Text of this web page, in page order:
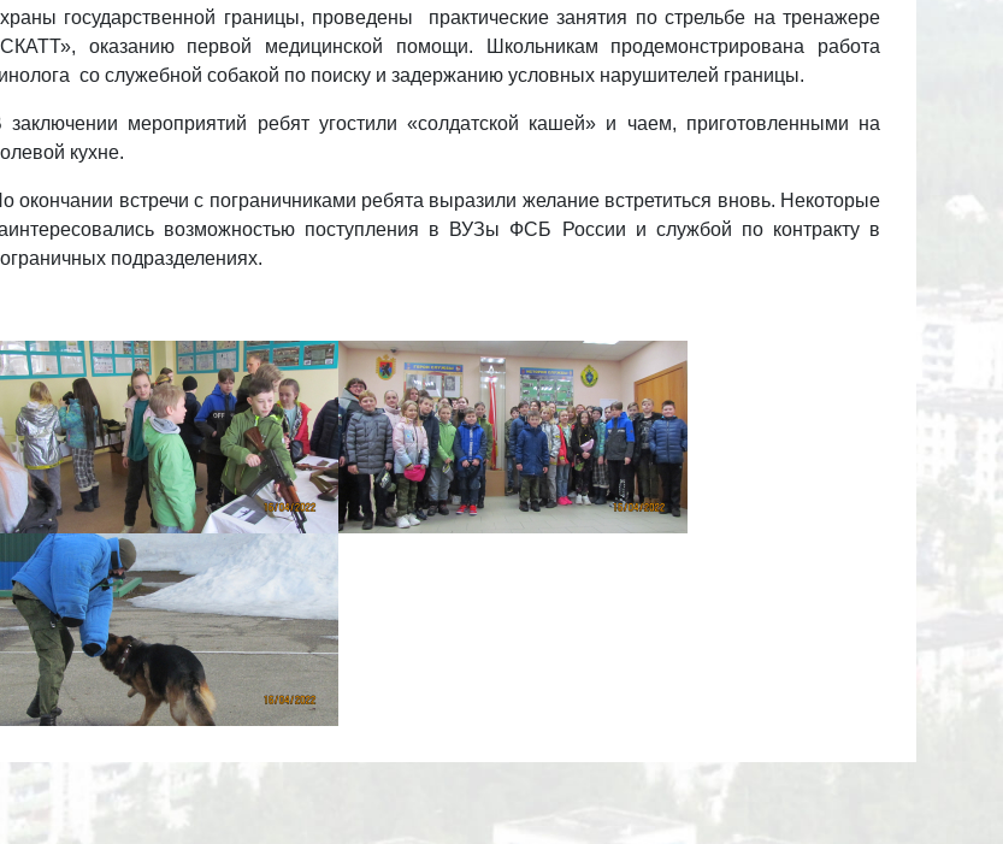
государственной границы, проведены практические занятия по стрельбе на тренажере
оказанию первой медицинской помощи. Школьникам продемонстрирована работа
со служебной собакой по поиску и задержанию условных нарушителей границы.
заключении мероприятий ребят угостили «солдатской кашей» и чаем, приготовленными на
кухне.
окончании встречи с пограничниками ребята выразили желание встретиться вновь. Некоторые
возможностью поступления в ВУЗы ФСБ России и службой по контракту в
подразделениях.